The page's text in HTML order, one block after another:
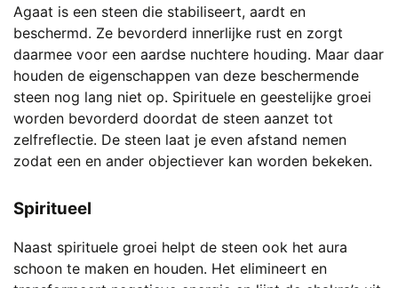
Agaat is een steen die stabiliseert, aardt en
beschermd. Ze bevorderd innerlijke rust en zorgt
daarmee voor een aardse nuchtere houding. Maar daar
houden de eigenschappen van deze beschermende
steen nog lang niet op. Spirituele en geestelijke groei
worden bevorderd doordat de steen aanzet tot
zelfreflectie. De steen laat je even afstand nemen
zodat een en ander objectiever kan worden bekeken.
Spiritueel
Naast spirituele groei helpt de steen ook het aura
schoon te maken en houden. Het elimineert en